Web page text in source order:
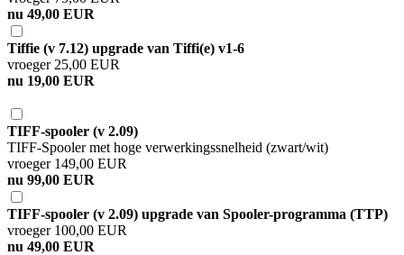
nu 49,00 EUR
Tiffie (v 7.12) upgrade van Tiffi(e) v1-6
vroeger 25,00 EUR
nu 19,00 EUR
TIFF-spooler (v 2.09)
TIFF-Spooler met hoge verwerkingssnelheid (zwart/wit)
vroeger 149,00 EUR
nu 99,00 EUR
TIFF-spooler (v 2.09) upgrade van Spooler-programma (TTP)
vroeger 100,00 EUR
nu 49,00 EUR